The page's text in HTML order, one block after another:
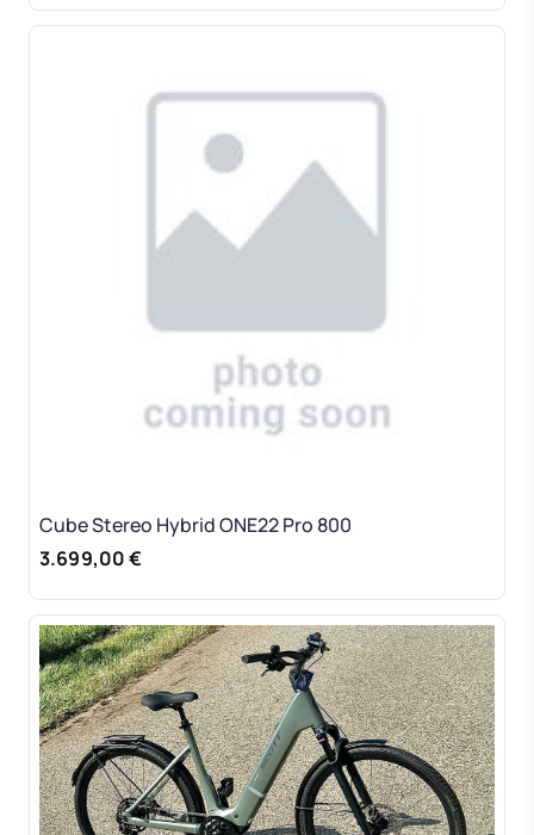
Cube Stereo Hybrid ONE22 Pro 800
3.699,00 €